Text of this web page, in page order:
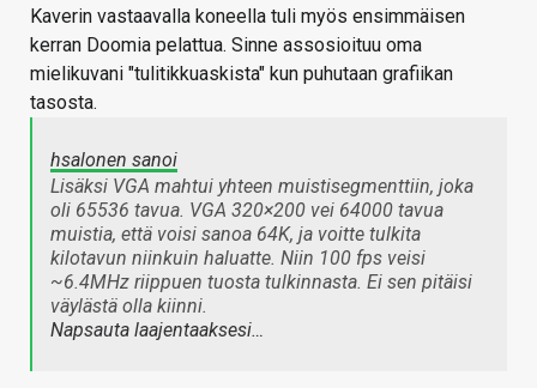
Kaverin vastaavalla koneella tuli myös ensimmäisen
kerran Doomia pelattua. Sinne assosioituu oma
mielikuvani "tulitikkuaskista" kun puhutaan grafiikan
tasosta.
hsalonen sanoi
Lisäksi VGA mahtui yhteen muistisegmenttiin, joka
oli 65536 tavua. VGA 320×200 vei 64000 tavua
muistia, että voisi sanoa 64K, ja voitte tulkita
kilotavun niinkuin haluatte. Niin 100 fps veisi
~6.4MHz riippuen tuosta tulkinnasta. Ei sen pitäisi
väylästä olla kiinni.
Napsauta laajentaaksesi…